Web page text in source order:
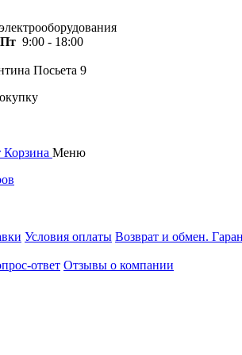
9:00 - 18:00
Посьета 9
Корзина Меню
Условия оплаты Возврат и обмен.
ответ Отзывы о компании